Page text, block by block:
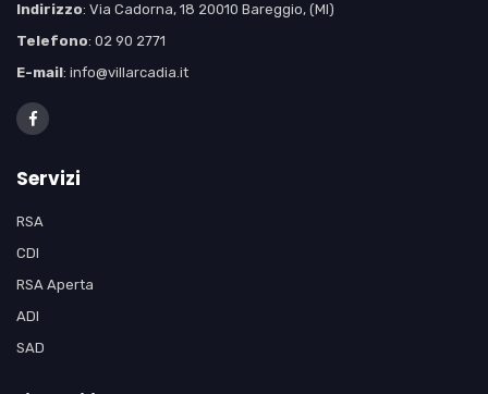
Indirizzo: Via Cadorna, 18 20010 Bareggio, (MI)
Telefono: 02 90 2771
E-mail: info@villarcadia.it
Servizi
RSA
CDI
RSA Aperta
ADI
SAD